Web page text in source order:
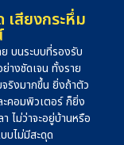
สียงกระหึ่ม
บนระบบที่รองรับ
างชัดเจน ทั้งราย
ริงมากขึ้น ยิ่งถ้าตัว
คอมพิวเตอร์ ก็ยิ่ง
ไม่ว่าจะอยู่บ้านหรือ
บไม่มีสะดุด